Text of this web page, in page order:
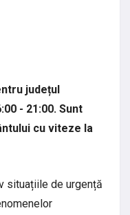
județul
- 21:00. Sunt
cu viteze la
situațiile de urgență